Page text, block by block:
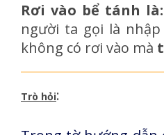
Rơi vào bể tánh
người ta gọi là
không có rơi vào mà
Trò hỏi: